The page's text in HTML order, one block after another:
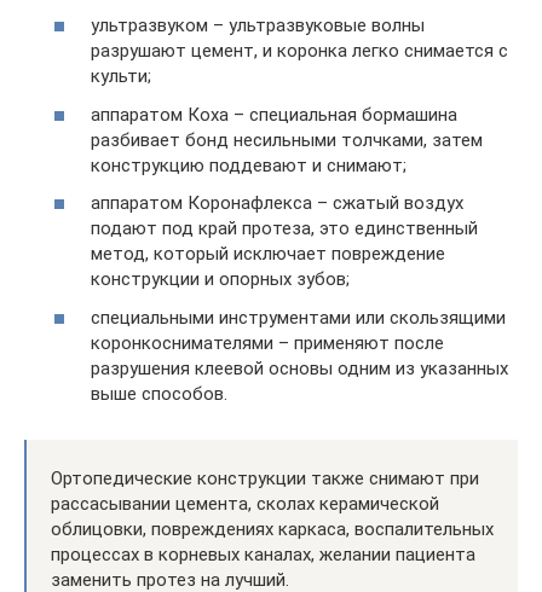
ультразвуком – ультразвуковые волны
разрушают цемент, и коронка легко снимается с
культи;
аппаратом Коха – специальная бормашина
разбивает бонд несильными толчками, затем
конструкцию поддевают и снимают;
аппаратом Коронафлекса – сжатый воздух
подают под край протеза, это единственный
метод, который исключает повреждение
конструкции и опорных зубов;
специальными инструментами или скользящими
коронкоснимателями – применяют после
разрушения клеевой основы одним из указанных
выше способов.
Ортопедические конструкции также снимают при
рассасывании цемента, сколах керамической
облицовки, повреждениях каркаса, воспалительных
процессах в корневых каналах, желании пациента
заменить протез на лучший.